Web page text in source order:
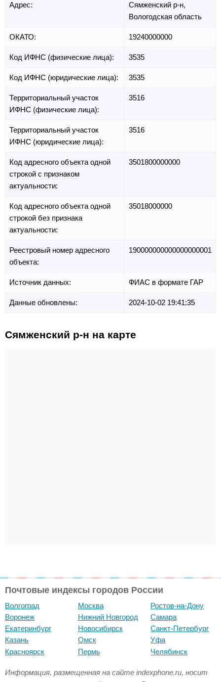
Адрес:
Сямженский р-н,
Вологодская область
ОКАТО: 19240000000
Код ИФНС (физические лица): 3535
Код ИФНС (юридические лица): 3535
Территориальный участок
ИФНС (физические лица):
3516
Территориальный участок
ИФНС (юридические лица):
3516
Код адресного объекта одной
строкой с признаком
актуальности:
3501800000000
Код адресного объекта одной
строкой без признака
актуальности:
35018000000
Реестровый номер адресного
объекта:
190000000000000000001
Источник данных: ФИАС в формате ГАР
Данные обновлены: 2024-10-02 19:41:35
Сямженский р-н на карте
Почтовые индексы городов России
Волгоград
Воронеж
Екатеринбург
Казань
Красноярск
Москва
Нижний Новгород
Новосибирск
Омск
Пермь
Ростов-на-Дону
Самара
Санкт-Петербург
Уфа
Челябинск
Информация, размещенная на сайте indexphone.ru, носит